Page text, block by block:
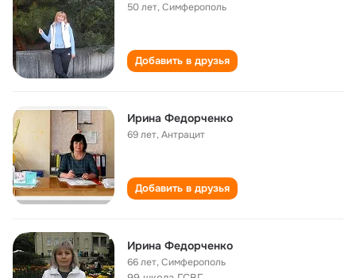
50 лет,Симферополь
Добавить в друзья
Ирина Федорченко
69 лет,Антрацит
Добавить в друзья
Ирина Федорченко
66 лет,Симферополь